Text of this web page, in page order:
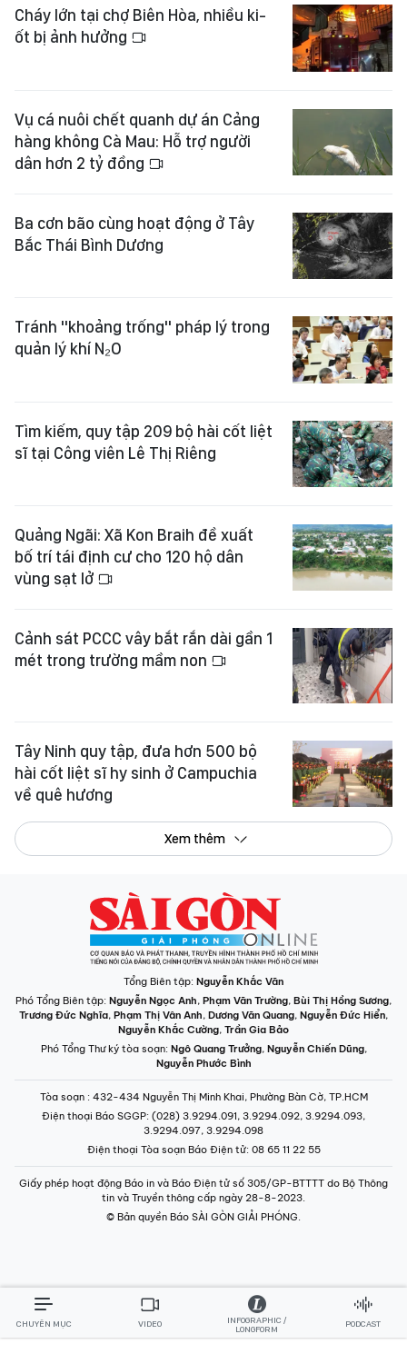
Cháy lớn tại chợ Biên Hòa, nhiều ki-
ốt bị ảnh hưởng
Vụ cá nuôi chết quanh dự án Cảng
hàng không Cà Mau: Hỗ trợ người
dân hơn 2 tỷ đồng
Ba cơn bão cùng hoạt động ở Tây
Bắc Thái Bình Dương
Tránh "khoảng trống" pháp lý trong
quản lý khí N₂O
Tìm kiếm, quy tập 209 bộ hài cốt liệt
sĩ tại Công viên Lê Thị Riêng
Quảng Ngãi: Xã Kon Braih đề xuất
bố trí tái định cư cho 120 hộ dân
vùng sạt lở
Cảnh sát PCCC vây bắt rắn dài gần 1
mét trong trường mầm non
Tây Ninh quy tập, đưa hơn 500 bộ
hài cốt liệt sĩ hy sinh ở Campuchia
về quê hương
Xem thêm
Tổng Biên tập: Nguyễn Khắc Văn
Phó Tổng Biên tập: Nguyễn Ngọc Anh, Phạm Văn Trường, Bùi Thị Hồng Sương,
Trương Đức Nghĩa, Phạm Thị Vân Anh, Dương Văn Quang, Nguyễn Đức Hiển,
Nguyễn Khắc Cường, Trần Gia Bảo
Phó Tổng Thư ký tòa soạn: Ngô Quang Trưởng, Nguyễn Chiến Dũng,
Nguyễn Phước Bình
Tòa soạn : 432-434 Nguyễn Thị Minh Khai, Phường Bàn Cờ, TP.HCM
Điện thoại Báo SGGP: (028) 3.9294.091, 3.9294.092, 3.9294.093,
3.9294.097, 3.9294.098
Điện thoại Tòa soạn Báo Điện tử: 08 65 11 22 55
Giấy phép hoạt động Báo in và Báo Điện tử số 305/GP-BTTTT do Bộ Thông
tin và Truyền thông cấp ngày 28-8-2023.
© Bản quyền Báo SÀI GÒN GIẢI PHÓNG.
CHUYÊN MỤC VIDEO
INFOGRAPHIC /
LONGFORM
PODCAST